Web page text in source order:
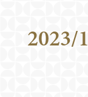
2023/1